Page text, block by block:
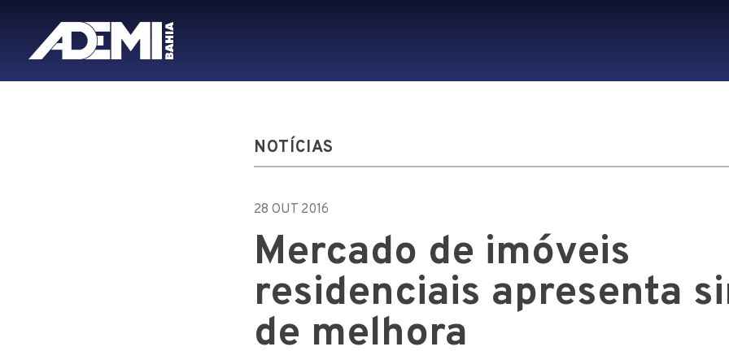
NOTÍCIAS
28 OUT 2016
Mercado de imóveis
residenciais apresenta
de melhora